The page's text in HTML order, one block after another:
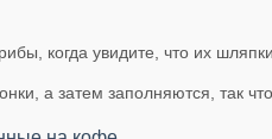
когда увидите, что их
а затем заполняются, так